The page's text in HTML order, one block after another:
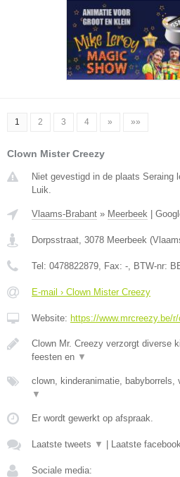
1 2 3 4 » »»
Clown Mister Creezy
Niet gevestigd in de plaats Seraing
Luik.
Vlaams-Brabant » Meerbeek
Dorpsstraat, 3078 Meerbeek (
Tel: 0478822879, Fax: -, BTW-nr:
E-mail › Clown Mister Creezy
Website: https://www.mrcreezy.be/
Clown Mr. Creezy verzorgt diverse
feesten en ▼
clown, kinderanimatie, babyborrels,
▼
Er wordt gewerkt op afspraak.
Laatste tweets ▼ Laatste
Sociale media: